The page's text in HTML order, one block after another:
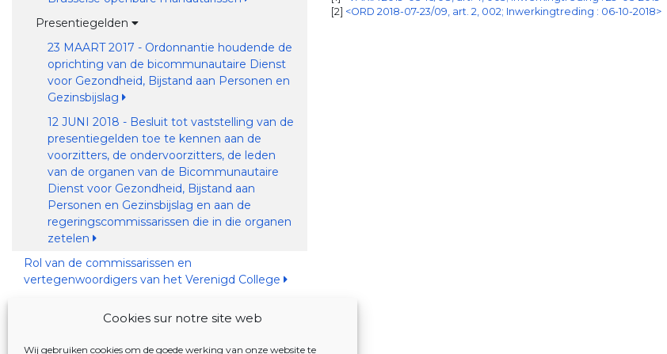
Cookies sur notre site web
Wij gebruiken cookies om de goede werking van onze website te
Presentiegelden
23 MAART 2017 - Ordonnantie houdende de
oprichting van de bicommunautaire Dienst
voor Gezondheid, Bijstand aan Personen en
Gezinsbijslag
12 JUNI 2018 - Besluit tot vaststelling van de
presentiegelden toe te kennen aan de
voorzitters, de ondervoorzitters, de leden
van de organen van de Bicommunautaire
Dienst voor Gezondheid, Bijstand aan
Personen en Gezinsbijslag en aan de
regeringscommissarissen die in die organen
zetelen
Rol van de commissarissen en
vertegenwoordigers van het Verenigd College
JUSTEL DATABANK
2 <ORD 2018-07-23/09, art. 2, 002; Inwerkingtreding : 06-10-2018>